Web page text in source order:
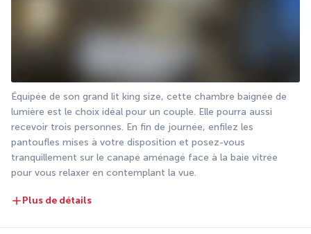
Équipée de son grand lit king size, cette chambre baignée de
lumière est le choix idéal pour un couple. Elle pourra aussi
recevoir trois personnes. En fin de journée, enfilez les
pantoufles mises à votre disposition et posez-vous
tranquillement sur le canapé aménagé face à la baie vitrée
pour vous relaxer en contemplant la vue.
Plus de détails